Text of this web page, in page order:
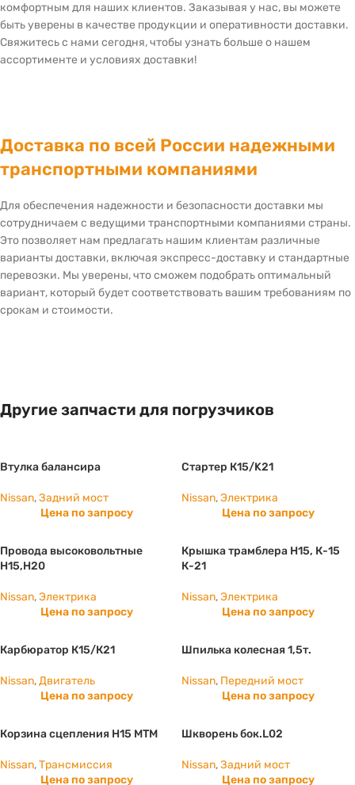
комфортным для наших клиентов. Заказывая у нас, вы можете
быть уверены в качестве продукции и оперативности доставки.
Свяжитесь с нами сегодня, чтобы узнать больше о нашем
ассортименте и условиях доставки!
Доставка по всей России надежными
транспортными компаниями
Для обеспечения надежности и безопасности доставки мы
сотрудничаем с ведущими транспортными компаниями страны.
Это позволяет нам предлагать нашим клиентам различные
варианты доставки, включая экспресс-доставку и стандартные
перевозки. Мы уверены, что сможем подобрать оптимальный
вариант, который будет соответствовать вашим требованиям по
срокам и стоимости.
Другие запчасти для погрузчиков
Втулка балансира
Nissan,Задний мост
Цена по запросу
Стартер К15/K21
Nissan,Электрика
Цена по запросу
Провода высоковольтные
Н15,Н20
Nissan,Электрика
Цена по запросу
Крышка трамблера Н15, К-15
К-21
Nissan,Электрика
Цена по запросу
Карбюратор К15/К21
Nissan,Двигатель
Цена по запросу
Шпилька колесная 1,5т.
Nissan, Передний мост
Цена по запросу
Корзина сцепления H15 МТМ
Nissan,Трансмиссия
Цена по запросу
Шкворень бок.L02
Nissan,Задний мост
Цена по запросу